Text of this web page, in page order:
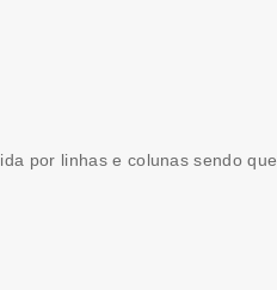
por linhas e colunas sendo